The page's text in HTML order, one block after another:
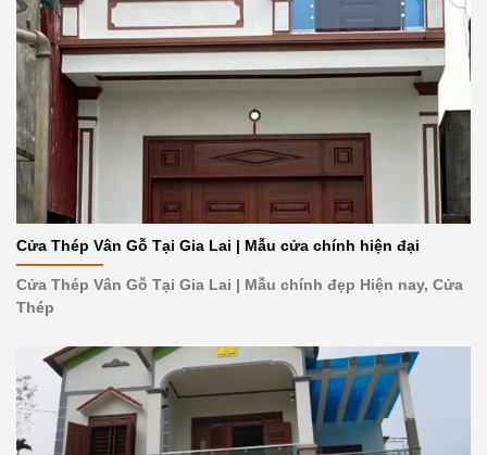
Cửa Thép Vân Gỗ Tại Gia Lai | Mẫu cửa chính hiện đại
Cửa Thép Vân Gỗ Tại Gia Lai | Mẫu chính đẹp Hiện nay, Cửa
Thép